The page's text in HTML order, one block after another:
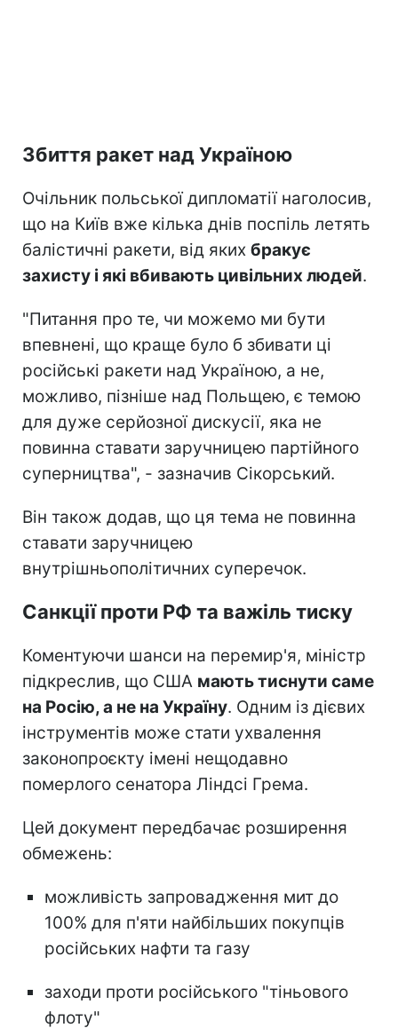
Збиття ракет над Україною
Очільник польської дипломатії наголосив,
що на Київ вже кілька днів поспіль летять
балістичні ракети, від яких бракує
захисту і які вбивають цивільних людей.
"Питання про те, чи можемо ми бути
впевнені, що краще було б збивати ці
російські ракети над Україною, а не,
можливо, пізніше над Польщею, є темою
для дуже серйозної дискусії, яка не
повинна ставати заручницею партійного
суперництва", - зазначив Сікорський.
Він також додав, що ця тема не повинна
ставати заручницею
внутрішньополітичних суперечок.
Санкції проти РФ та важіль тиску
Коментуючи шанси на перемир'я, міністр
підкреслив, що США мають тиснути саме
на Росію, а не на Україну. Одним із дієвих
інструментів може стати ухвалення
законопроєкту імені нещодавно
померлого сенатора Ліндсі Грема.
Цей документ передбачає розширення
обмежень:
можливість запровадження мит до
100% для п'яти найбільших покупців
російських нафти та газу
заходи проти російського "тіньового
флоту"